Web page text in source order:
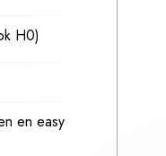
H0)
en easy